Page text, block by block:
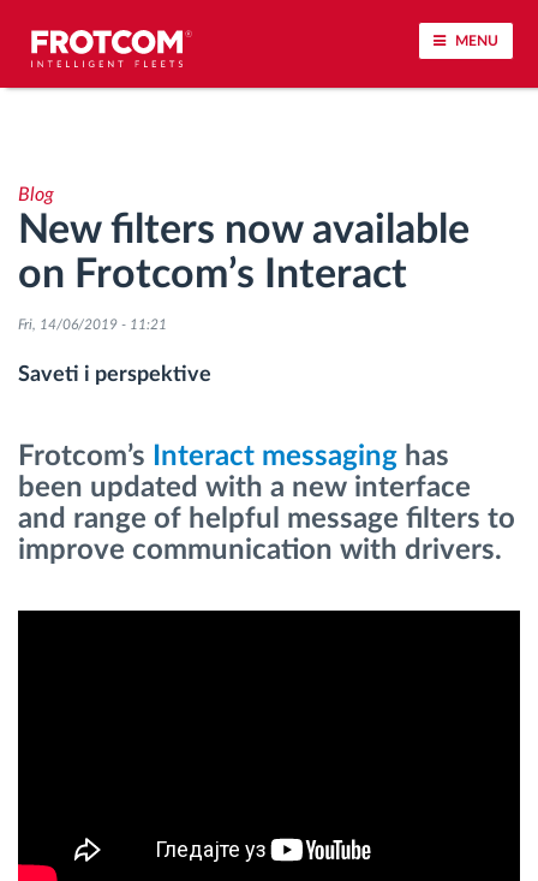
MENU
Analiza ponašanja u vožnji
Praćenje vremena vožnje
Upravljanje radnom snagom
Kontrola pristupa
Upravljanje gorivom
Kako rešavamo sve aktivnosti voznog parka
Blog
New filters now available
on Frotcom’s Interact
Fri, 14/06/2019 - 11:21
Saveti i perspektive
Frotcom’s Interact messaging has
been updated with a new interface
and range of helpful message filters to
improve communication with drivers.